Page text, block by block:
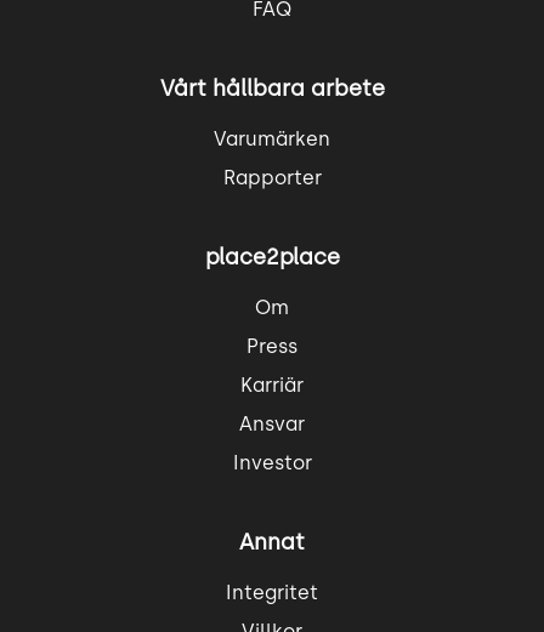
FAQ
Vårt hållbara arbete
Varumärken
Rapporter
place2place
Om
Press
Karriär
Ansvar
Investor
Annat
Integritet